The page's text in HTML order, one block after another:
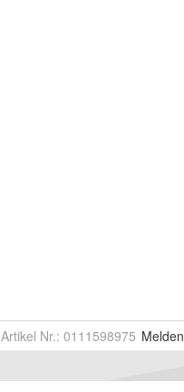
Artikel Nr.: 0111598975 Melden